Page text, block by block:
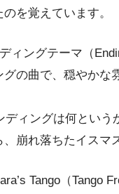
を覚えています。
ィングテーマ（
グの曲で、穏やかな
ディングは何という
、崩れ落ちたイスマ
Tango（Tango